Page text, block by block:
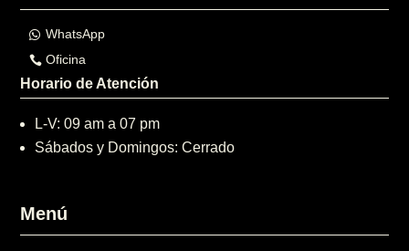
WhatsApp
Oficina
Horario de Atención
L-V: 09 am a 07 pm
Sábados y Domingos: Cerrado
Menú